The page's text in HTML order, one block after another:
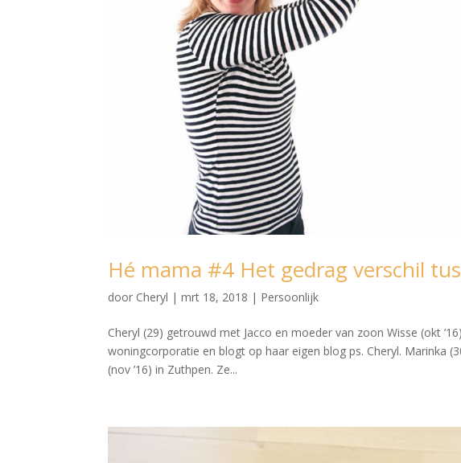
Hé mama #4 Het gedrag verschil
door Cheryl |mrt 18, 2018 | Persoonlijk
Cheryl (29) getrouwd met Jacco en moeder van zoon Wisse (okt
woningcorporatie en blogt op haar eigen blog ps. Cheryl. Marinka
(nov ’16) in Zuthpen. Ze...